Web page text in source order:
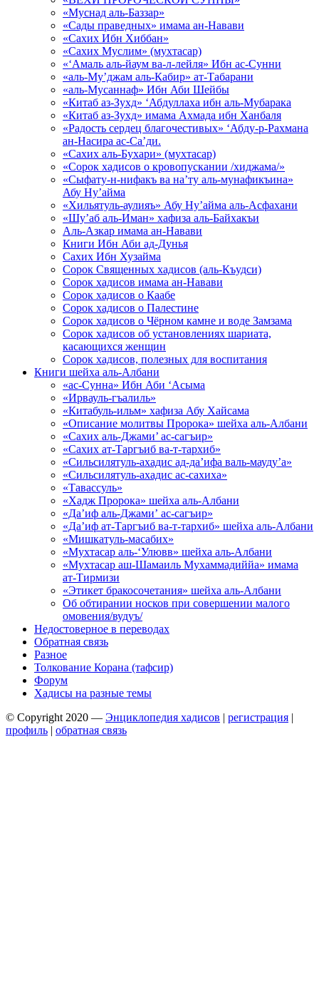
«Муснад аль-Баззар»
«Сады праведных» имама ан-Навави
«Сахих Ибн Хиббан»
«Сахих Муслим» (мухтасар)
«‘Амаль аль-йаум ва-л-лейля» Ибн ас-Сунни
«аль-Му’джам аль-Кабир» ат-Табарани
«аль-Мусаннаф» Ибн Аби Шейбы
«Китаб аз-Зухд» ‘Абдуллаха ибн аль-Мубарака
«Китаб аз-Зухд» имама Ахмада ибн Ханбаля
«Радость сердец благочестивых» ‘Абду-р-Рахмана
ан-Насира ас-Са’ди.
«Сахих аль-Бухари» (мухтасар)
«Сорок хадисов о кровопускании /хиджама/»
«Сыфату-н-нифакъ ва на’ту аль-мунафикъина»
Абу Ну’айма
«Хильятуль-аулияъ» Абу Ну’айма аль-Асфахани
«Шу’аб аль-Иман» хафиза аль-Байхакъи
Аль-Азкар имама ан-Навави
Книги Ибн Аби ад-Дунья
Сахих Ибн Хузайма
Сорок Священных хадисов (аль-Къудси)
Сорок хадисов имама ан-Навави
Сорок хадисов о Каабе
Сорок хадисов о Палестине
Сорок хадисов о Чёрном камне и воде Замзама
Сорок хадисов об установлениях шариата,
касающихся женщин
Сорок хадисов, полезных для воспитания
Книги шейха аль-Албани
«ас-Сунна» Ибн Аби ‘Асыма
«Ирвауль-гъалиль»
«Китабуль-ильм» хафиза Абу Хайсама
«Описание молитвы Пророка» шейха аль-Албани
«Сахих аль-Джами’ ас-сагъир»
«Сахих ат-Таргъиб ва-т-тархиб»
«Сильсилятуль-ахадис ад-да’ифа валь-мауду’а»
«Сильсилятуль-ахадис ас-сахиха»
«Тавассуль»
«Хадж Пророка» шейха аль-Албани
«Да’иф аль-Джами’ ас-сагъир»
«Да’иф ат-Таргъиб ва-т-тархиб» шейха аль-Албани
«Мишкатуль-масабих»
«Мухтасар аль-‘Улювв» шейха аль-Албани
«Мухтасар аш-Шамаиль Мухаммадиййа» имама
ат-Тирмизи
«Этикет бракосочетания» шейха аль-Албани
Об обтирании носков при совершении малого
омовения/вудуъ/
Недостоверное в переводах
Обратная связь
Разное
Толкование Корана (тафсир)
Форум
Хадисы на разные темы
© Copyright 2020 — Энциклопедия хадисов | регистрация |
профиль | обратная связь